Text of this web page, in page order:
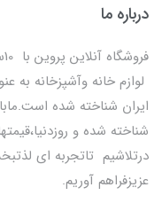
درباره ما
لوازم خانه وآشپزخانه به
ایران شناخته شده
شناخته شده و
درتلاشیم تاتجربه ای
عزیزفراهم آوریم.